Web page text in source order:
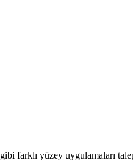
gibi farklı yüzey uygulamaları